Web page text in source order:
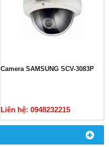
Camera SAMSUNG SCV-3083P
Liên hệ: 0948232215